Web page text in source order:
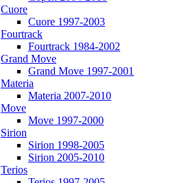
Cuore
Cuore 1997-2003
Fourtrack
Fourtrack 1984-2002
Grand Move
Grand Move 1997-2001
Materia
Materia 2007-2010
Move
Move 1997-2000
Sirion
Sirion 1998-2005
Sirion 2005-2010
Terios